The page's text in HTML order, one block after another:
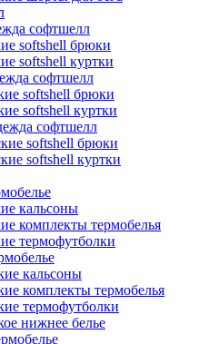
софтшелл
softshell брюки
softshell куртки
софтшелл
softshell брюки
softshell куртки
софтшелл
softshell брюки
softshell куртки
кальсоны
комплекты термобелья
термофутболки
кальсоны
комплекты термобелья
термофутболки
нижнее белье